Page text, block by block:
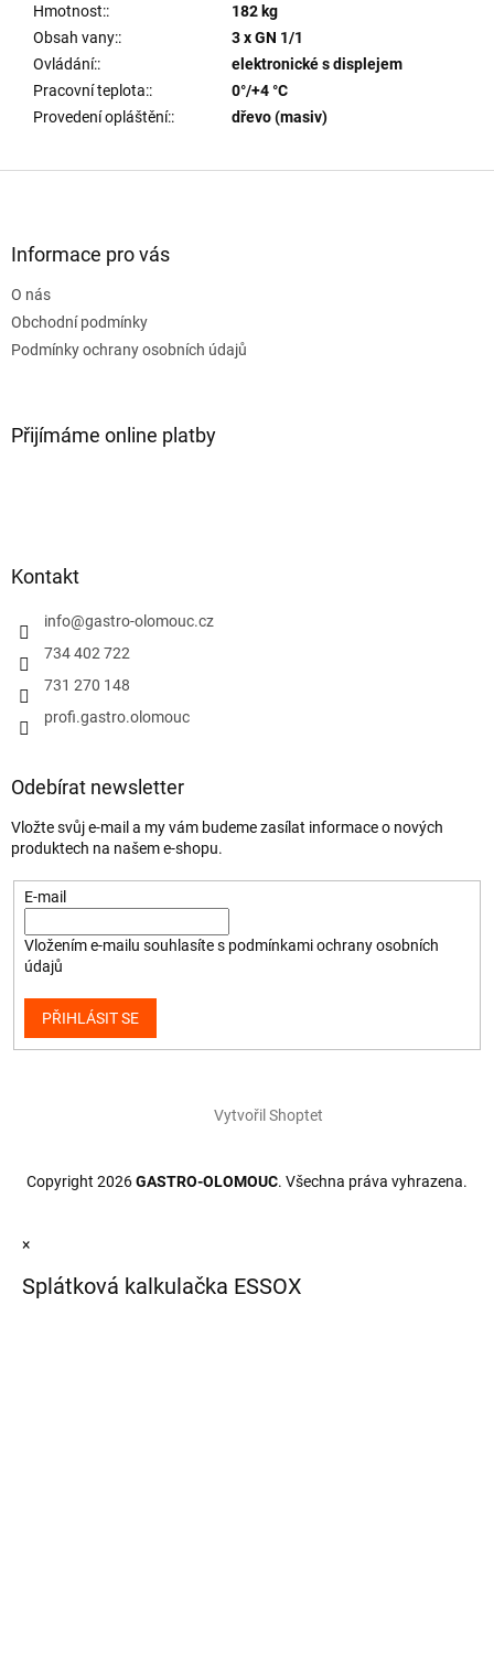
Hmotnost::
182 kg
Obsah vany::
3 x GN 1/1
Ovládání::
elektronické s displejem
Pracovní teplota::
0°/+4 °C
Provedení opláštění:: dřevo (masiv)
Informace pro vás
O nás
Obchodní podmínky
Podmínky ochrany osobních údajů
Přijímáme online platby
Kontakt
info@gastro-olomouc.cz
734 402 722
731 270 148
profi.gastro.olomouc
Odebírat newsletter
Vložte svůj e-mail a my vám budeme zasílat informace o nových
produktech na našem e-shopu.
E-mail
Vložením e-mailu souhlasíte s podmínkami ochrany osobních
údajů
PŘIHLÁSIT SE
Vytvořil Shoptet
Copyright 2026GASTRO-OLOMOUC. Všechna práva vyhrazena.
×
Splátková kalkulačka ESSOX